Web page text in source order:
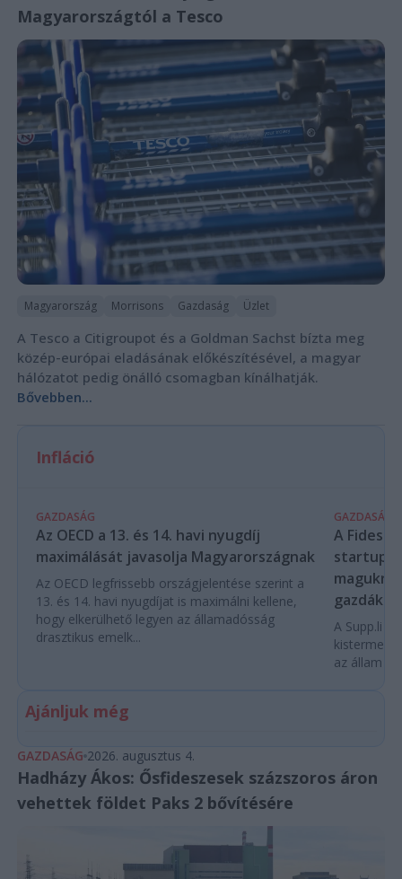
Magyarországtól a Tesco
Magyarország Morrisons Gazdaság Üzlet
A Tesco a Citigroupot és a Goldman Sachst bízta meg
közép-európai eladásának előkészítésével, a magyar
hálózatot pedig önálló csomagban kínálhatják.
Bővebben...
Infláció
GAZDASÁG
Az OECD a 13. és 14. havi nyugdíj
maximálását javasolja Magyarországnak
Az OECD legfrissebb országjelentése szerint a
13. és 14. havi nyugdíjat is maximálni kellene,
hogy elkerülhető legyen az államadósság
drasztikus emelk...
GAZDASÁG
A
magukra
gazdákat
A Supp.li
az állam
Ajánljuk még
GAZDASÁG 2026. augusztus 4.
Hadházy Ákos: Ősfideszesek százszoros áron
vehettek földet Paks 2 bővítésére